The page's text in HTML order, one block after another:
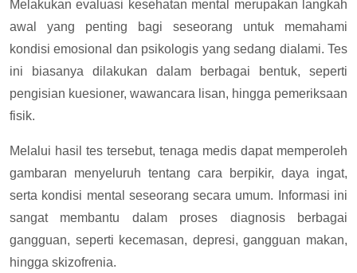
Melakukan evaluasi kesehatan mental merupakan langkah
awal yang penting bagi seseorang untuk memahami
kondisi emosional dan psikologis yang sedang dialami. Tes
ini biasanya dilakukan dalam berbagai bentuk, seperti
pengisian kuesioner, wawancara lisan, hingga pemeriksaan
fisik.
Melalui hasil tes tersebut, tenaga medis dapat memperoleh
gambaran menyeluruh tentang cara berpikir, daya ingat,
serta kondisi mental seseorang secara umum. Informasi ini
sangat membantu dalam proses diagnosis berbagai
gangguan, seperti kecemasan, depresi, gangguan makan,
hingga skizofrenia.